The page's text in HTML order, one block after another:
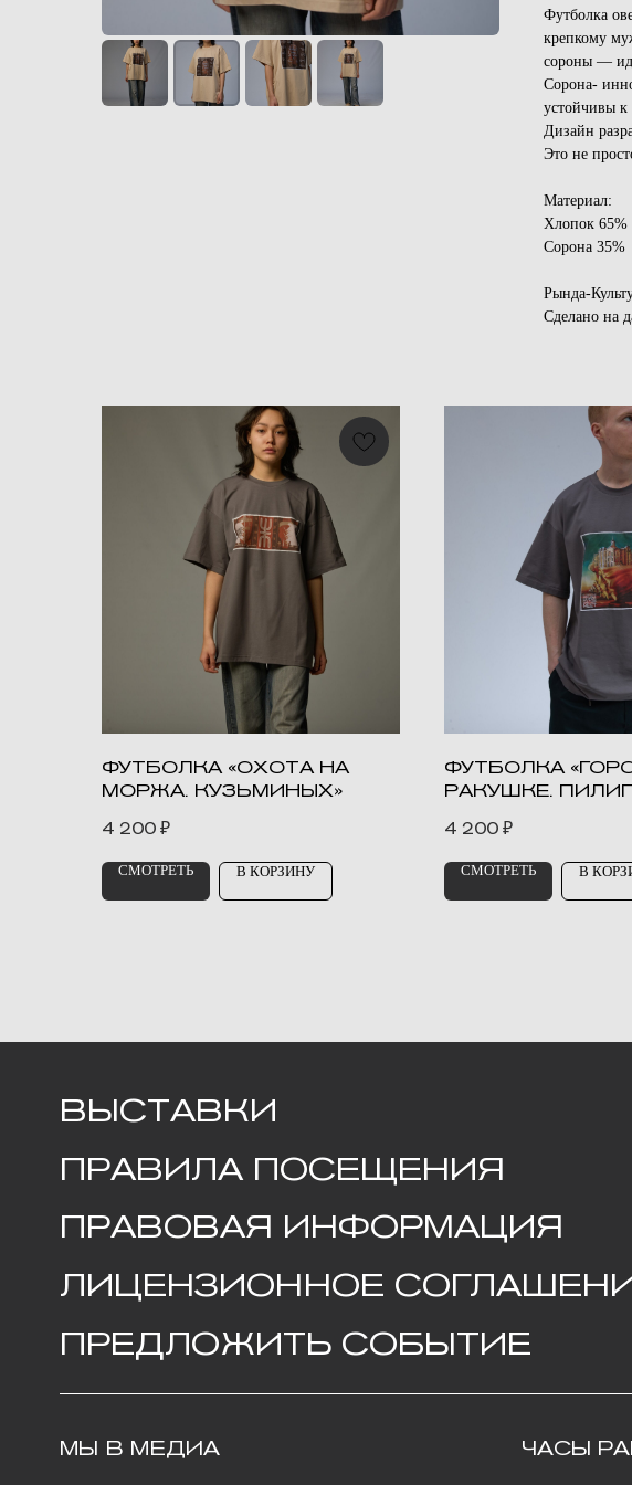
Футболка
крепкому
сороны —
Сорона-
устойчивы к
Дизайн
Это не
Материал:
Хлопок 65%
Сорона 35%
Рында-
Сделано на
ФУТБОЛКА «ОХОТА НА
МОРЖА. КУЗЬМИНЫХ»
4 200₽
СМОТРЕТЬ В КОРЗИНУ
ФУТБОЛКА
РАКУШКЕ.
4 200₽
СМОТРЕТЬ В
ЛИЦЕНЗИОННОЕ СОГЛАШЕНИЕ
ПРАВОВАЯ ИНФОРМАЦИЯ
МЫ В МЕДИА ЧАСЫ РАБОТЫ
Т Среда –